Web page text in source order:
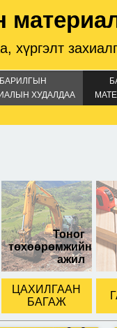
хүргэлт
БАРИЛГЫН
ХУДАЛДАА
Тоног
төхөөрөмжийн
ажил
ЦАХИЛГААН
БАГАЖ
метр